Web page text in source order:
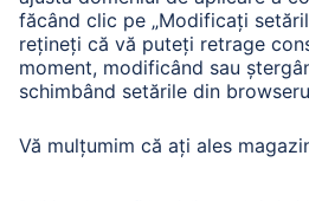
Istoria companiei
Hama Mondial